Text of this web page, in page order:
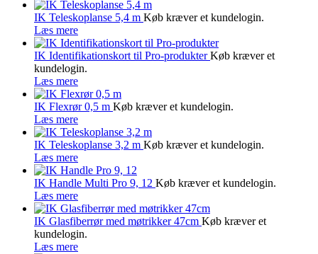
IK Teleskoplanse 5,4 m Køb kræver et kundelogin.
Læs mere
IK Identifikationskort til Pro-produkterKøb kræver et
kundelogin.
Læs mere
IK Flexrør 0,5 m Køb kræver et kundelogin.
Læs mere
IK Teleskoplanse 3,2 m Køb kræver et kundelogin.
Læs mere
IK Handle Multi Pro 9, 12 Køb kræver et kundelogin.
Læs mere
IK Glasfiberrør med møtrikker 47cm Køb kræver et
kundelogin.
Læs mere